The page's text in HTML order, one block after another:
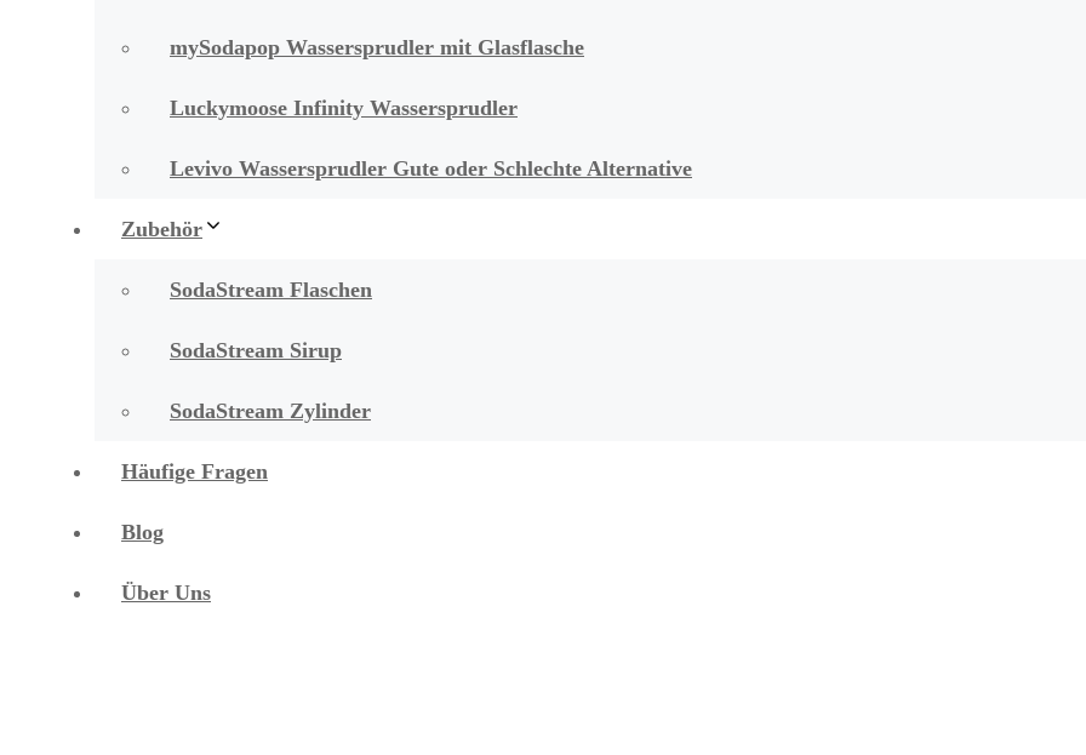
mySodapop Wassersprudler mit Glasflasche
Luckymoose Infinity Wassersprudler
Levivo Wassersprudler Gute oder Schlechte Alternative
Zubehör
SodaStream Flaschen
SodaStream Sirup
SodaStream Zylinder
Häufige Fragen
Blog
Über Uns